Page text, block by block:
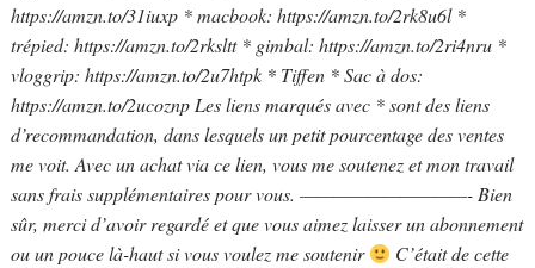
https://amzn.to/31iuxp * macbook: https://amzn.to/2rk8u6l *
trépied: https://amzn.to/2rksltt * gimbal: https://amzn.to/2ri4nru *
vloggrip: https://amzn.to/2u7htpk * Tiffen * Sac à dos:
https://amzn.to/2ucoznp Les liens marqués avec * sont des liens
d’recommandation, dans lesquels un petit pourcentage des ventes
me voit. Avec un achat via ce lien, vous me soutenez et mon travail
sans frais supplémentaires pour vous. ——————————- Bien
sûr, merci d’avoir regardé et que vous aimez laisser un abonnement
ou un pouce là-haut si vous voulez me soutenir
C’était de cette